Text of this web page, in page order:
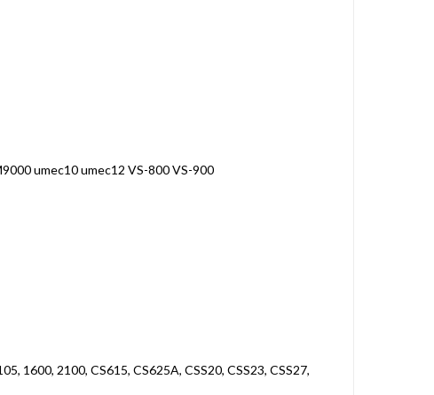
umec10 umec12 VS-800 VS-900
1600, 2100, CS615, CS625A, CSS20, CSS23, CSS27,